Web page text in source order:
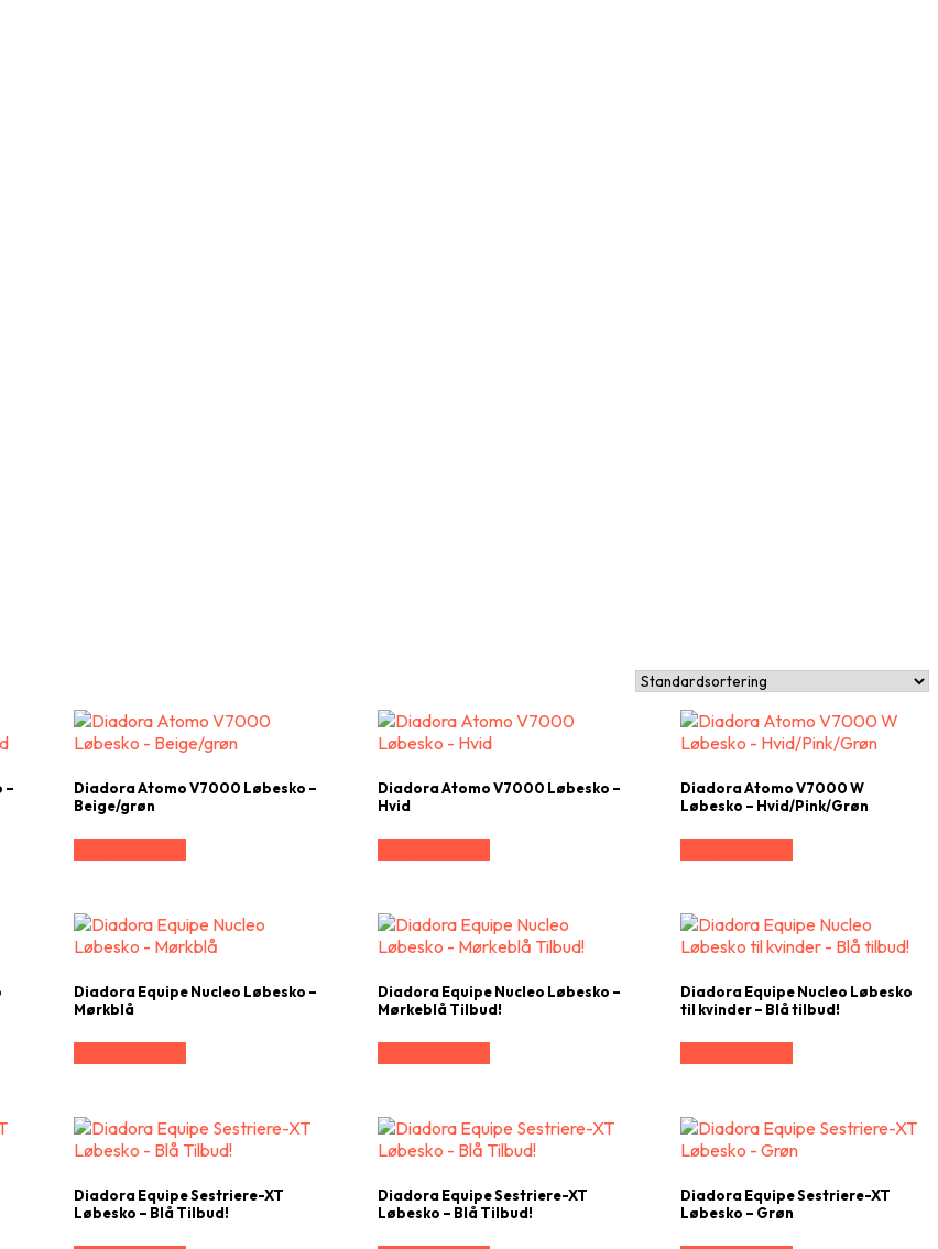
–
Diadora Atomo V7000 Løbesko –
Beige/grøn
Diadora Atomo V7000 Løbesko –
Hvid
Diadora Atomo V7000 W
Løbesko – Hvid/Pink/Grøn
Diadora Equipe Nucleo Løbesko –
Mørkblå
Diadora Equipe Nucleo Løbesko –
Mørkeblå Tilbud!
Diadora Equipe Nucleo Løbesko
til kvinder – Blå tilbud!
Diadora Equipe Sestriere-XT
Løbesko – Blå Tilbud!
Diadora Equipe Sestriere-XT
Løbesko – Blå Tilbud!
Diadora Equipe Sestriere-XT
Løbesko – Grøn